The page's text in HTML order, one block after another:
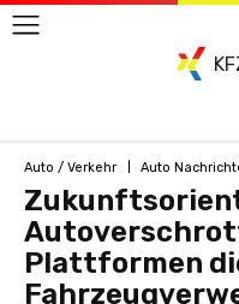
Auto / Verkehr Auto
Plattformen